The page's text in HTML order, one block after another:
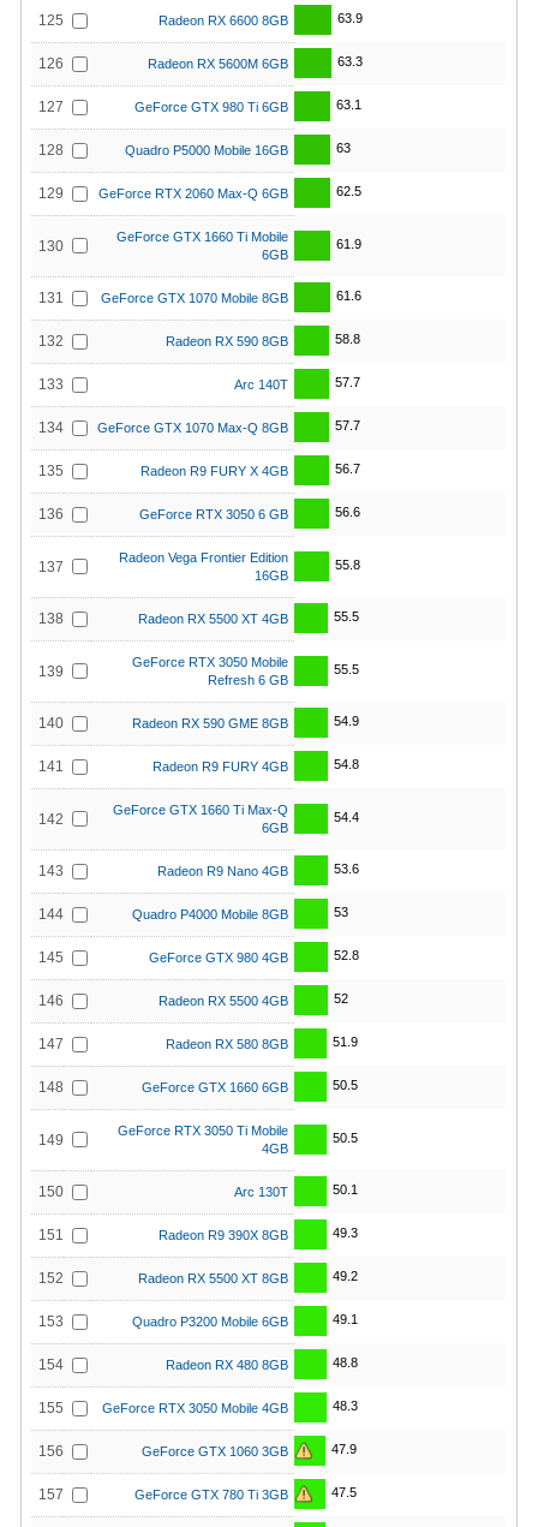
125 Radeon RX 6600 8GB 63.9
126 Radeon RX 5600M 6GB 63.3
127 GeForce GTX 980 Ti 6GB 63.1
128 Quadro P5000 Mobile 16GB 63
129 GeForce RTX 2060 Max-Q 6GB 62.5
130
GeForce GTX 1660 Ti Mobile
6GB
61.9
131 GeForce GTX 1070 Mobile 8GB 61.6
132 Radeon RX 590 8GB 58.8
133 Arc 140T 57.7
134 GeForce GTX 1070 Max-Q 8GB 57.7
135 Radeon R9 FURY X 4GB 56.7
136 GeForce RTX 3050 6 GB 56.6
137
Radeon Vega Frontier Edition
16GB
55.8
138 Radeon RX 5500 XT 4GB 55.5
139
GeForce RTX 3050 Mobile
Refresh 6 GB
55.5
140 Radeon RX 590 GME 8GB 54.9
141 Radeon R9 FURY 4GB 54.8
142
GeForce GTX 1660 Ti Max-Q
6GB
54.4
143 Radeon R9 Nano 4GB 53.6
144 Quadro P4000 Mobile 8GB 53
145 GeForce GTX 980 4GB 52.8
146 Radeon RX 5500 4GB 52
147 Radeon RX 580 8GB 51.9
148 GeForce GTX 1660 6GB 50.5
149
GeForce RTX 3050 Ti Mobile
4GB
50.5
150 Arc 130T 50.1
151 Radeon R9 390X 8GB 49.3
152 Radeon RX 5500 XT 8GB 49.2
153 Quadro P3200 Mobile 6GB 49.1
154 Radeon RX 480 8GB 48.8
155 GeForce RTX 3050 Mobile 4GB 48.3
156 GeForce GTX 1060 3GB 47.9
157 GeForce GTX 780 Ti 3GB 47.5